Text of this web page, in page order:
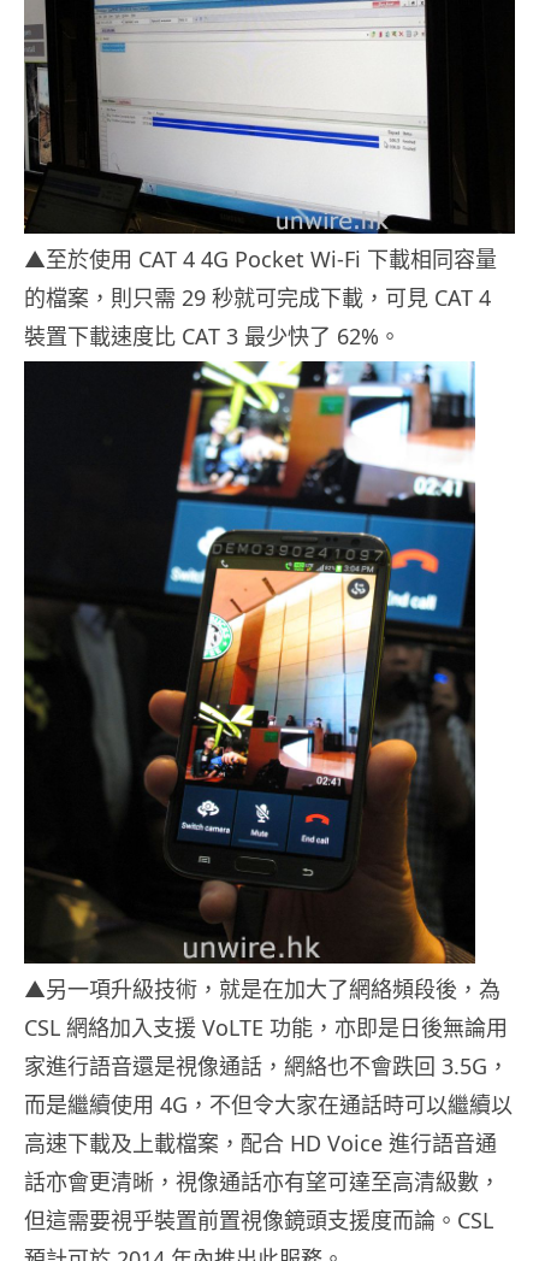
▲至於使用 CAT 4 4G Pocket Wi-Fi 下載相同容量
的檔案，則只需 29 秒就可完成下載，可見 CAT 4
裝置下載速度比 CAT 3 最少快了 62%。
▲另一項升級技術，就是在加大了網絡頻段後，為
CSL 網絡加入支援 VoLTE 功能，亦即是日後無論用
家進行語音還是視像通話，網絡也不會跌回 3.5G，
而是繼續使用 4G，不但令大家在通話時可以繼續以
高速下載及上載檔案，配合 HD Voice 進行語音通
話亦會更清晰，視像通話亦有望可達至高清級數，
但這需要視乎裝置前置視像鏡頭支援度而論。CSL